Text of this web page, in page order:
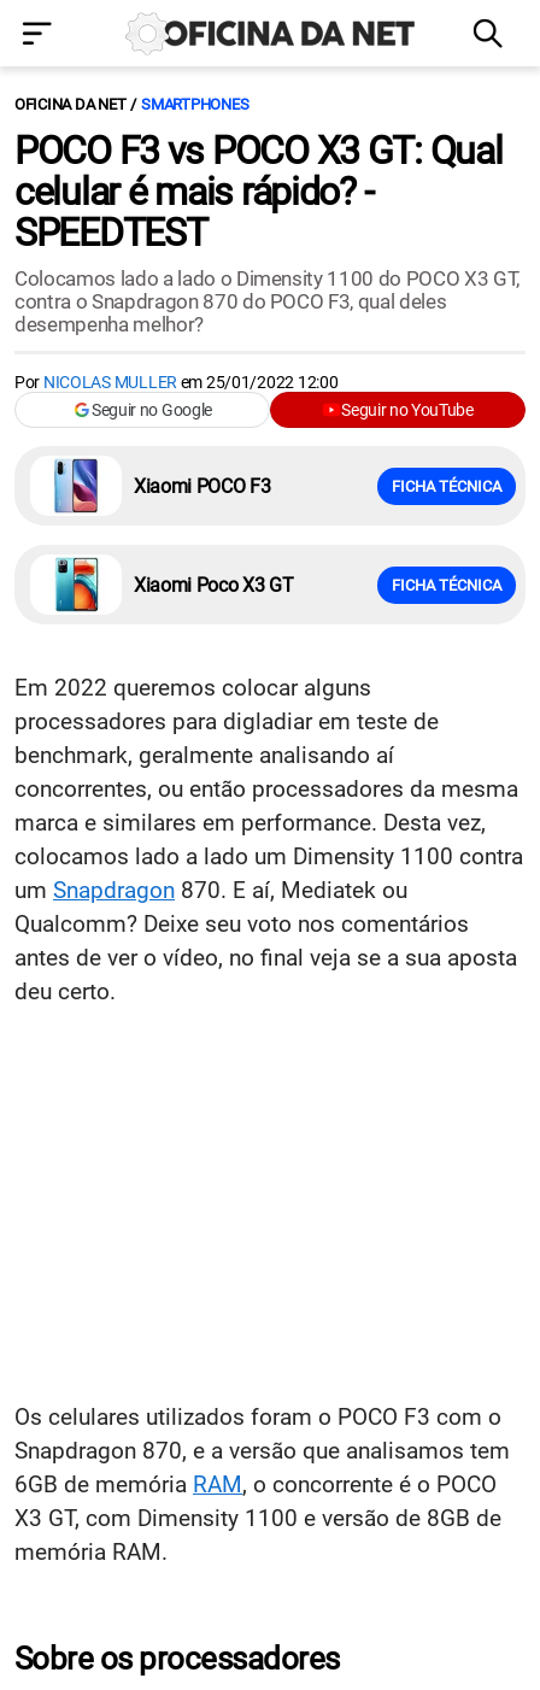
OFICINA DA NET SMARTPHONES
POCO F3 vs POCO X3 GT: Qual
celular é mais rápido? -
SPEEDTEST
Colocamos lado a lado o Dimensity 1100 do POCO X3 GT,
contra o Snapdragon 870 do POCO F3, qual deles
desempenha melhor?
Por NICOLAS MULLER em25/01/2022 12:00
Seguir no Google
Seguir no YouTube
Xiaomi POCO F3 FICHA TÉCNICA
Xiaomi Poco X3 GT FICHA TÉCNICA
Em 2022 queremos colocar alguns
processadores para digladiar em teste de
benchmark, geralmente analisando aí
concorrentes, ou então processadores da mesma
marca e similares em performance. Desta vez,
colocamos lado a lado um Dimensity 1100 contra
um Snapdragon 870. E aí, Mediatek ou
Qualcomm? Deixe seu voto nos comentários
antes de ver o vídeo, no final veja se a sua aposta
deu certo.
Os celulares utilizados foram o POCO F3 com o
Snapdragon 870, e a versão que analisamos tem
6GB de memória RAM, o concorrente é o POCO
X3 GT, com Dimensity 1100 e versão de 8GB de
memória RAM.
Sobre os processadores